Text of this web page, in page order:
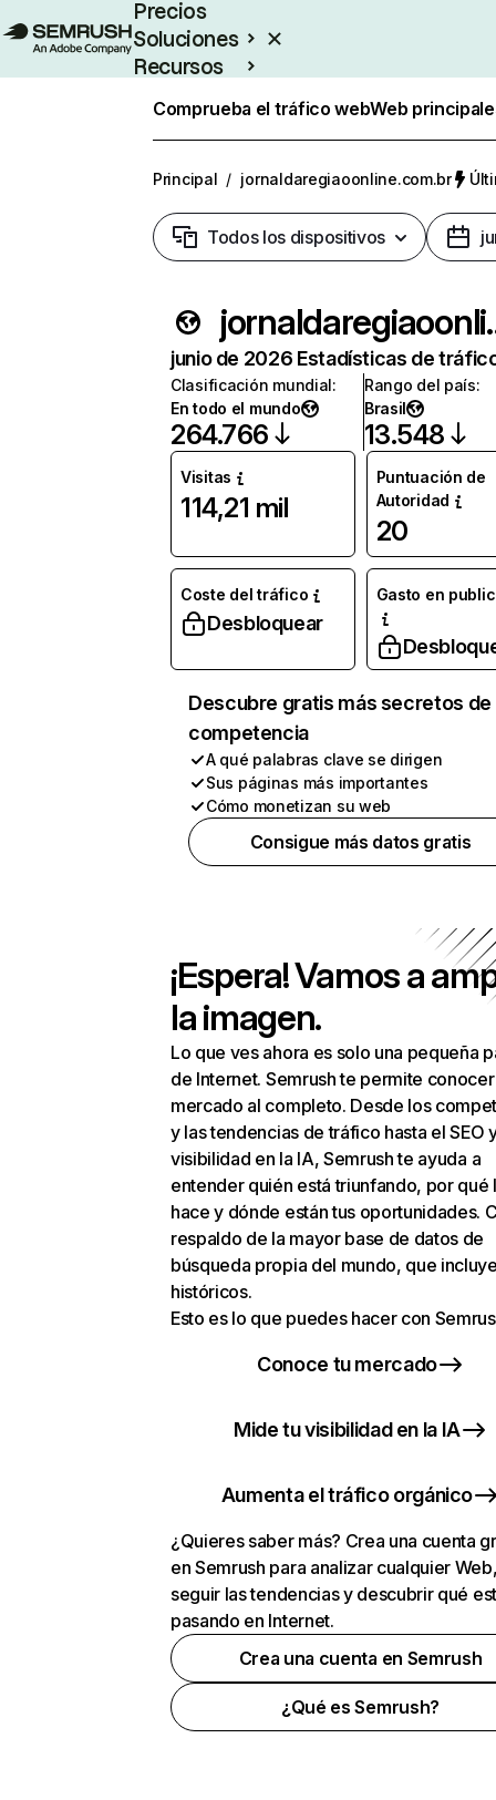
Precios
Soluciones
Recursos
Comprueba el tráfico webWeb
Principal / jornaldaregiaoonline.com.br
Todos los dispositivos
junio de 2026 Estadísticas de
Clasificación mundial:
En todo el mundo
264.766
Rango del país:
Brasil
13.548
Visitas
114,21 mil
Puntuación de
Autoridad
20
Coste del tráfico
Desbloquear
Gasto en
Descubre gratis más secretos de
competencia
A qué palabras clave se dirigen
Sus páginas más importantes
Cómo monetizan su web
Consigue más datos gratis
¡Espera! Vamos a
la imagen.
Lo que ves ahora es solo una pequeña
de Internet. Semrush te permite
mercado al completo. Desde los
y las tendencias de tráfico hasta el SEO
visibilidad en la IA, Semrush te ayuda a
entender quién está triunfando, por qué
hace y dónde están tus oportunidades.
respaldo de la mayor base de datos de
búsqueda propia del mundo, que
históricos.
Esto es lo que puedes hacer con
Conoce tu mercado
Mide tu visibilidad en la IA
Aumenta el tráfico orgánico
¿Quieres saber más? Crea una cuenta
en Semrush para analizar cualquier
seguir las tendencias y descubrir qué
pasando en Internet.
Crea una cuenta en Semrush
¿Qué es Semrush?